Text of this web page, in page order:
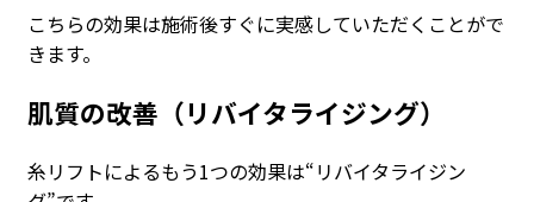
こちらの効果は施術後すぐに実感していただくことがで
きます。
肌質の改善（リバイタライジング）
糸リフトによるもう1つの効果は“リバイタライジン